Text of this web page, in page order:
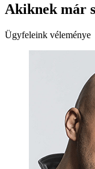
Akiknek már
Ügyfeleink véleménye